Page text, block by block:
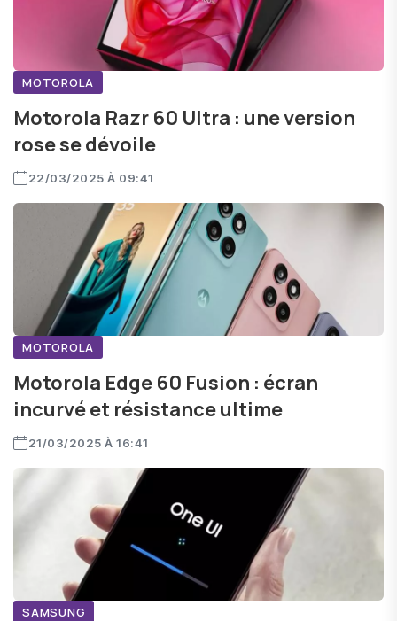
MOTOROLA
Motorola Razr 60 Ultra : une version
rose se dévoile
22/03/2025 À 09:41
MOTOROLA
Motorola Edge 60 Fusion : écran
incurvé et résistance ultime
21/03/2025 À 16:41
SAMSUNG